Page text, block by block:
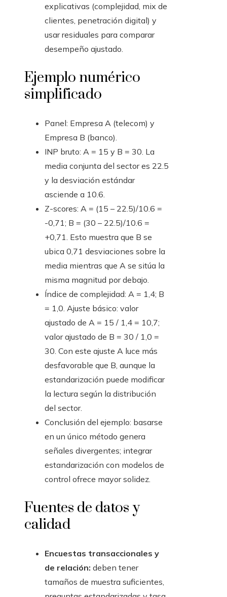
explicativas (complejidad, mix de
clientes, penetración digital) y
usar residuales para comparar
desempeño ajustado.
Ejemplo numérico
simplificado
Panel: Empresa A (telecom) y
Empresa B (banco).
INP bruto: A = 15 y B = 30. La
media conjunta del sector es 22.5
y la desviación estándar
asciende a 10.6.
Z-scores: A = (15 – 22.5)/10.6 =
-0,71; B = (30 – 22.5)/10.6 =
+0,71. Esto muestra que B se
ubica 0,71 desviaciones sobre la
media mientras que A se sitúa la
misma magnitud por debajo.
Índice de complejidad: A = 1,4; B
= 1,0. Ajuste básico: valor
ajustado de A = 15 / 1,4 = 10,7;
valor ajustado de B = 30 / 1,0 =
30. Con este ajuste A luce más
desfavorable que B, aunque la
estandarización puede modificar
la lectura según la distribución
del sector.
Conclusión del ejemplo: basarse
en un único método genera
señales divergentes; integrar
estandarización con modelos de
control ofrece mayor solidez.
Fuentes de datos y
calidad
Encuestas transaccionales y
de relación: deben tener
tamaños de muestra suficientes,